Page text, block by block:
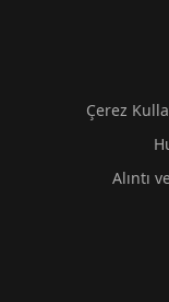
Çerez
Alıntı